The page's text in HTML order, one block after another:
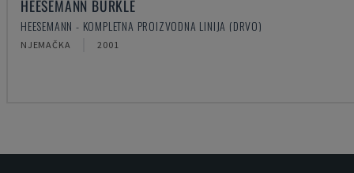
HEESEMANN BÜRKLE
HEESEMANN - KOMPLETNA PROIZVODNA LINIJA (DRVO)
NJEMAČKA 2001